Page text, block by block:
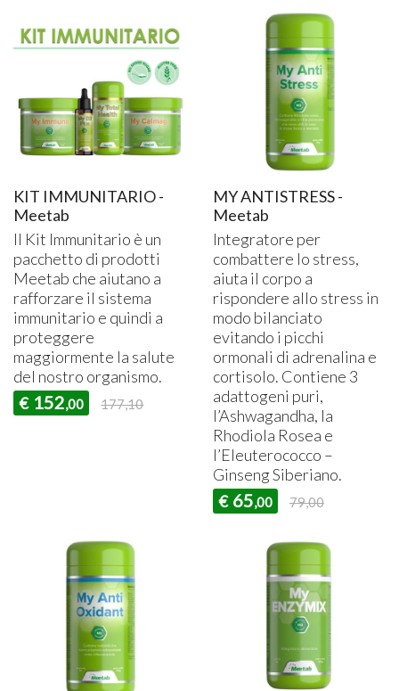
KIT IMMUNITARIO -
Meetab
Il Kit Immunitario è un
pacchetto di prodotti
Meetab che aiutano a
rafforzare il sistema
immunitario e quindi a
proteggere
maggiormente la salute
del nostro organismo.
€ 152,00 177,10
MY ANTISTRESS -
Meetab
Integratore per
combattere lo stress,
aiuta il corpo a
rispondere allo stress in
modo bilanciato
evitando i picchi
ormonali di adrenalina e
cortisolo. Contiene 3
adattogeni puri,
l’Ashwagandha, la
Rhodiola Rosea e
l’Eleuterococco –
Ginseng Siberiano.
€ 65,00 79,00